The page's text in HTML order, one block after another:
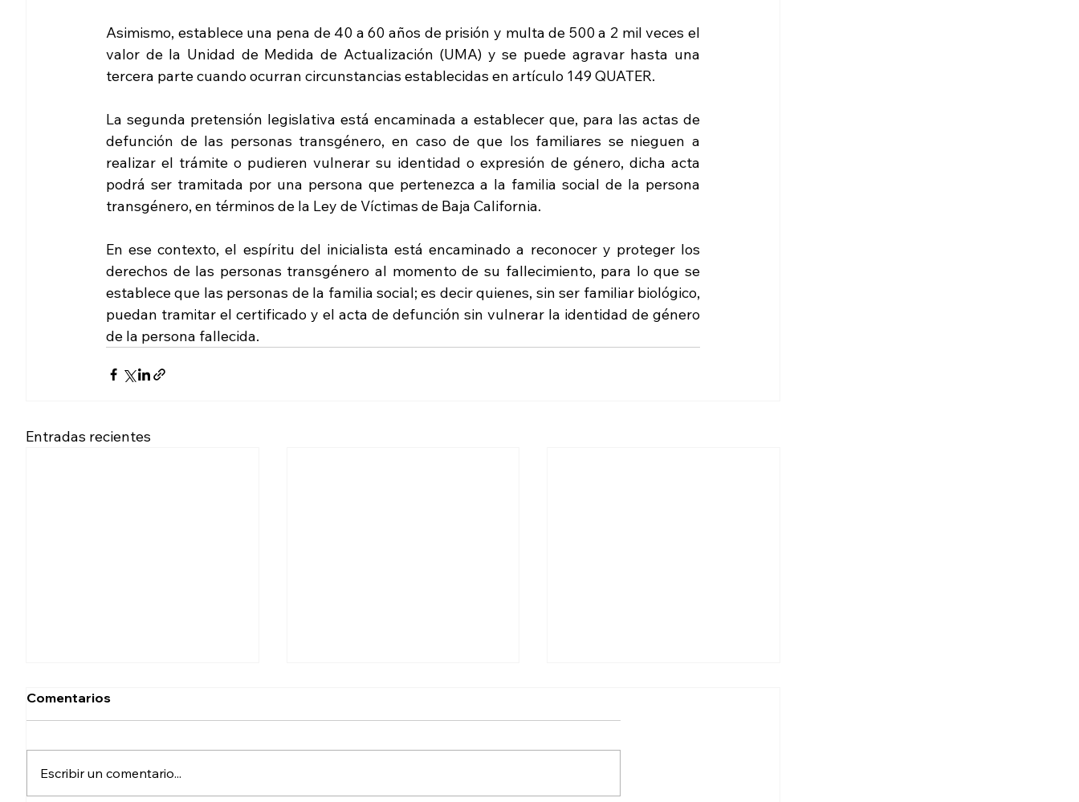
Asimismo, establece una pena de 40 a 60 años de prisión y multa de 500 a 2 mil veces el
valor de la Unidad de Medida de Actualización (UMA) y se puede agravar hasta una
tercera parte cuando ocurran circunstancias establecidas en artículo 149 QUATER.
La segunda pretensión legislativa está encaminada a establecer que, para las actas de
defunción de las personas transgénero, en caso de que los familiares se nieguen a
realizar el trámite o pudieren vulnerar su identidad o expresión de género, dicha acta
podrá ser tramitada por una persona que pertenezca a la familia social de la persona
transgénero, en términos de la Ley de Víctimas de Baja California.
En ese contexto, el espíritu del inicialista está encaminado a reconocer y proteger los
derechos de las personas transgénero al momento de su fallecimiento, para lo que se
establece que las personas de la familia social; es decir quienes, sin ser familiar biológico,
puedan tramitar el certificado y el acta de defunción sin vulnerar la identidad de género
de la persona fallecida.
Entradas recientes
Comentarios
Escribir un comentario...